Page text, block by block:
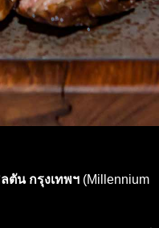
ตัน กรุงเทพฯ (Millennium